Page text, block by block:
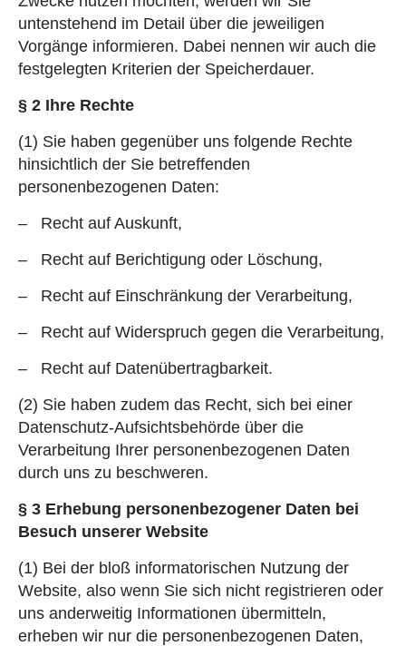
untenstehend im Detail über die jeweiligen
Vorgänge informieren. Dabei nennen wir auch die
festgelegten Kriterien der Speicherdauer.
§ 2 Ihre Rechte
(1) Sie haben gegenüber uns folgende Rechte
hinsichtlich der Sie betreffenden
personenbezogenen Daten:
– Recht auf Auskunft,
– Recht auf Berichtigung oder Löschung,
– Recht auf Einschränkung der Verarbeitung,
– Recht auf Widerspruch gegen die Verarbeitung,
– Recht auf Datenübertragbarkeit.
(2) Sie haben zudem das Recht, sich bei einer
Datenschutz-Aufsichtsbehörde über die
Verarbeitung Ihrer personenbezogenen Daten
durch uns zu beschweren.
§ 3 Erhebung personenbezogener Daten bei
Besuch unserer Website
(1) Bei der bloß informatorischen Nutzung der
Website, also wenn Sie sich nicht registrieren oder
uns anderweitig Informationen übermitteln,
erheben wir nur die personenbezogenen Daten,